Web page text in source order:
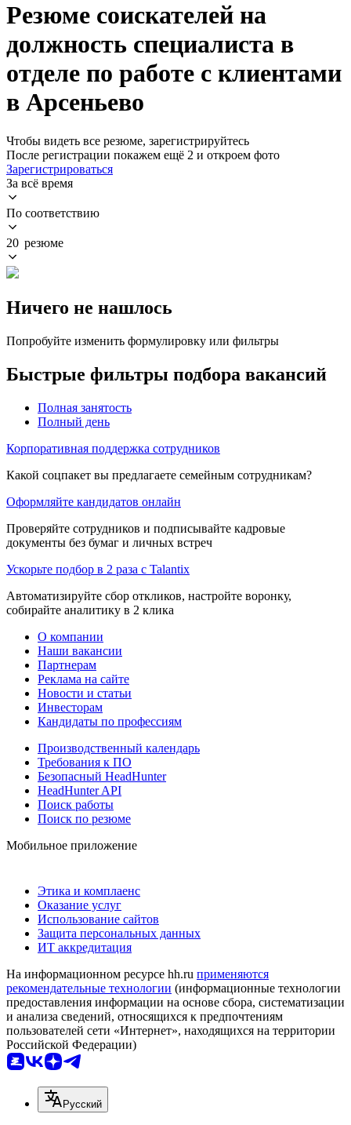
Резюме соискателей на
должность специалиста в
отделе по работе с клиентами
в Арсеньево
Чтобы видеть все резюме, зарегистрируйтесь
После регистрации покажем ещё 2 и откроем фото
Зарегистрироваться
За всё время
По соответствию
20 резюме
Ничего не нашлось
Попробуйте изменить формулировку или фильтры
Быстрые фильтры подбора вакансий
Полная занятость
Полный день
Корпоративная поддержка сотрудников
Какой соцпакет вы предлагаете семейным сотрудникам?
Оформляйте кандидатов онлайн
Проверяйте сотрудников и подписывайте кадровые
документы без бумаг и личных встреч
Ускорьте подбор в 2 раза с Talantix
Автоматизируйте сбор откликов, настройте воронку,
собирайте аналитику в 2 клика
О компании
Наши вакансии
Партнерам
Реклама на сайте
Новости и статьи
Инвесторам
Кандидаты по профессиям
Производственный календарь
Требования к ПО
Безопасный HeadHunter
HeadHunter API
Поиск работы
Поиск по резюме
Мобильное приложение
Этика и комплаенс
Оказание услуг
Использование сайтов
Защита персональных данных
ИТ аккредитация
На информационном ресурсе hh.ru применяются
рекомендательные технологии (информационные технологии
предоставления информации на основе сбора, систематизации
и анализа сведений, относящихся к предпочтениям
пользователей сети «Интернет», находящихся на территории
Российской Федерации)
Русский